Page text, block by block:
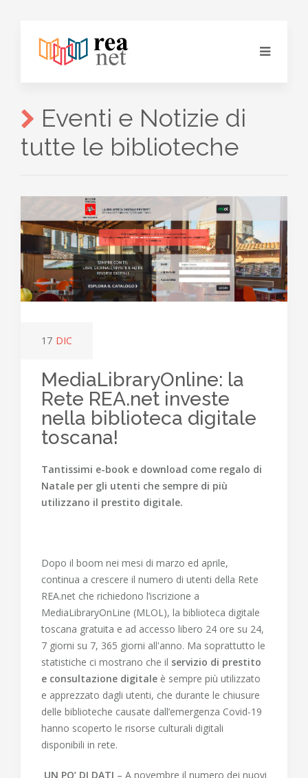
Eventi e Notizie di
tutte le biblioteche
17 DIC
MediaLibraryOnline: la
Rete REA.net investe
nella biblioteca digitale
toscana!
Tantissimi e-book e download come regalo di
Natale per gli utenti che sempre di più
utilizzano il prestito digitale.
Dopo il boom nei mesi di marzo ed aprile,
continua a crescere il numero di utenti della Rete
REA.net che richiedono l’iscrizione a
MediaLibraryOnLine (MLOL), la biblioteca digitale
toscana gratuita e ad accesso libero 24 ore su 24,
7 giorni su 7, 365 giorni all'anno. Ma soprattutto le
statistiche ci mostrano che il servizio di prestito
e consultazione digitale è sempre più utilizzato
e apprezzato dagli utenti, che durante le chiusure
delle biblioteche causate dall’emergenza Covid-19
hanno scoperto le risorse culturali digitali
disponibili in rete.
UN PO’ DI DATI – A novembre il numero dei nuovi